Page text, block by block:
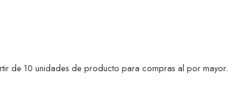
de 10 unidades de producto para compras al por mayor.